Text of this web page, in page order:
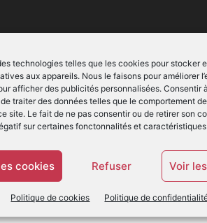
technologies telles que les cookies pour stocker
aux appareils. Nous le faisons pour améliorer
afficher des publicités personnalisées. Consentir
traiter des données telles que le comportement
site. Le fait de ne pas consentir ou de retirer son
sur certaines fonctonnalités et
cookies Refuser Voir
Politique de cookies Politique de
SUIVEZ NOUS